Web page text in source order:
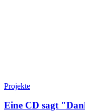
Projekte
Eine CD sagt